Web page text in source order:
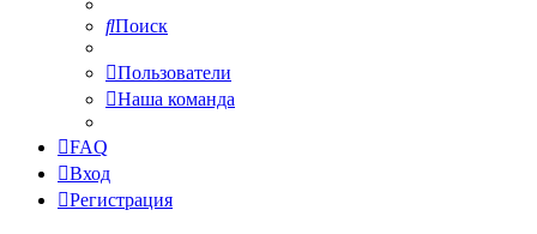
Поиск
Пользователи
Наша команда
FAQ
Вход
Регистрация